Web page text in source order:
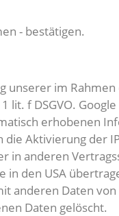
- bestätigen.
unserer im
f DSGVO.
erhobenen
Aktivierung der
in anderen
in den USA
anderen Daten
Daten gelöscht.